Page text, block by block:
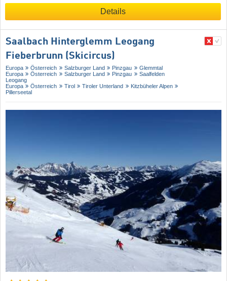
Details
Saalbach Hinterglemm Leogang
Fieberbrunn (Skicircus)
Europa Österreich Salzburger Land Pinzgau
Glemmtal
Europa
Österreich Salzburger Land Pinzgau
Saalfelden
Leogang
Europa
Österreich Tirol Tiroler Unterland
Kitzbüheler Alpen
Pillerseetal